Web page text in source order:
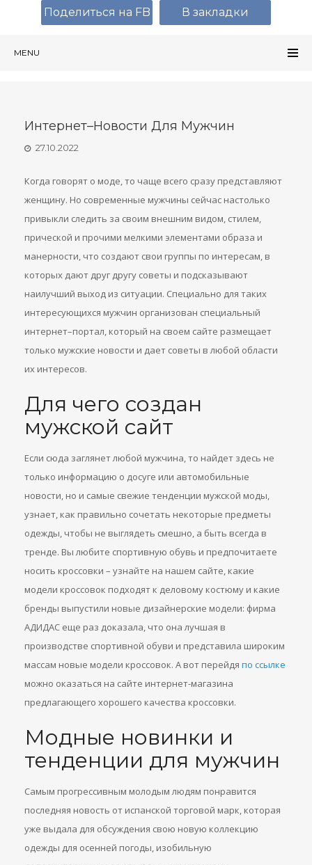
MENU
Интернет–Новости Для Мужчин
27.10.2022
Когда говорят о моде, то чаще всего сразу представляют
женщину. Но современные мужчины сейчас настолько
привыкли следить за своим внешним видом, стилем,
прической и прочими мелкими элементами образа и
манерности, что создают свои группы по интересам, в
которых дают друг другу советы и подсказывают
наилучший выход из ситуации. Специально для таких
интересующихся мужчин организован специальный
интернет–портал, который на своем сайте размещает
только мужские новости и дает советы в любой области
их интересов.
Для чего создан
мужской сайт
Если сюда заглянет любой мужчина, то найдет здесь не
только информацию о досуге или автомобильные
новости, но и самые свежие тенденции мужской моды,
узнает, как правильно сочетать некоторые предметы
одежды, чтобы не выглядеть смешно, а быть всегда в
тренде. Вы любите спортивную обувь и предпочитаете
носить кроссовки – узнайте на нашем сайте, какие
модели кроссовок подходят к деловому костюму и какие
бренды выпустили новые дизайнерские модели: фирма
АДИДАС еще раз доказала, что она лучшая в
производстве спортивной обуви и представила широким
массам новые модели кроссовок. А вот перейдя по ссылке
можно оказаться на сайте интернет-магазина
предлагающего хорошего качества кроссовки.
Модные новинки и
тенденции для мужчин
Самым прогрессивным молодым людям понравится
последняя новость от испанской торговой марк, которая
уже выдала для обсуждения свою новую коллекцию
одежды для осенней погоды, изобильную
Поделиться на FB В закладки